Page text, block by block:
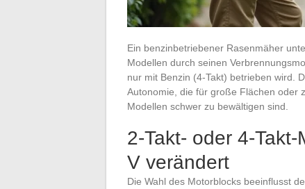
Ein benzinbetriebener Rasenmäher
Modellen durch seinen
nur mit Benzin (4-Takt) betrieben wird.
Autonomie, die für große Flächen oder
Modellen schwer zu bewältigen sind.
2-Takt- oder 4-
V verändert
Die Wahl des Motorblocks beeinflusst